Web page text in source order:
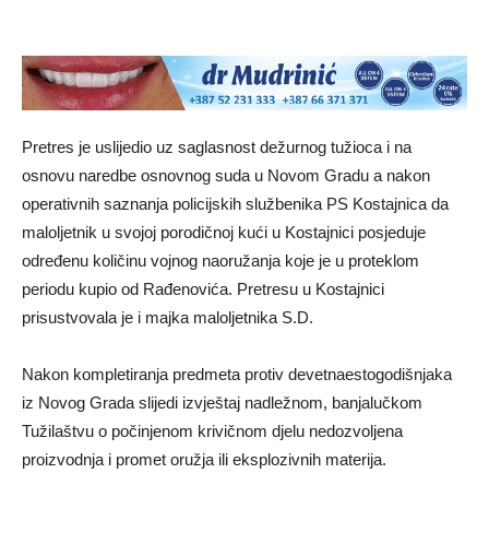
Pretres je uslijedio uz saglasnost dežurnog tužioca i na
osnovu naredbe osnovnog suda u Novom Gradu a nakon
operativnih saznanja policijskih službenika PS Kostajnica da
maloljetnik u svojoj porodičnoj kući u Kostajnici posjeduje
određenu količinu vojnog naoružanja koje je u proteklom
periodu kupio od Rađenovića. Pretresu u Kostajnici
prisustvovala je i majka maloljetnika S.D.
Nakon kompletiranja predmeta protiv devetnaestogodišnjaka
iz Novog Grada slijedi izvještaj nadležnom, banjalučkom
Tužilaštvu o počinjenom krivičnom djelu nedozvoljena
proizvodnja i promet oružja ili eksplozivnih materija.